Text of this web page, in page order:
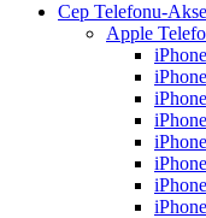
Cep Telefonu-
Apple